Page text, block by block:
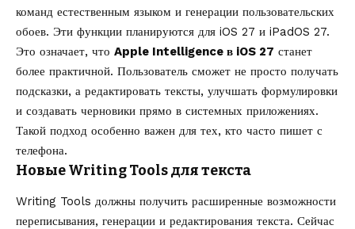
команд естественным языком и генерации пользовательских
обоев. Эти функции планируются для iOS 27 и iPadOS 27.
Это означает, что Apple Intelligence в iOS 27 станет
более практичной. Пользователь сможет не просто получать
подсказки, а редактировать тексты, улучшать формулировки
и создавать черновики прямо в системных приложениях.
Такой подход особенно важен для тех, кто часто пишет с
телефона.
Новые Writing Tools для текста
Writing Tools должны получить расширенные возможности
переписывания, генерации и редактирования текста. Сейчас